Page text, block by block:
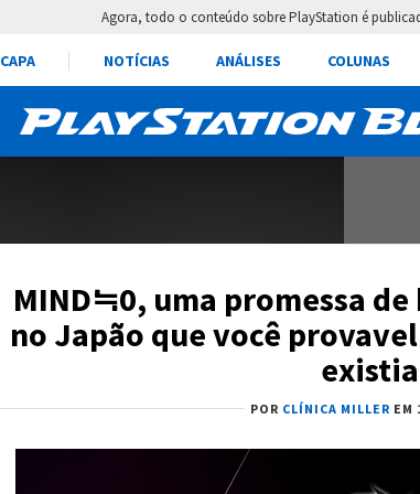
Agora, todo o conteúdo sobre PlayStation é
CAPA NOTÍCIAS ANÁLISES COLUNAS
MIND≒0, uma promessa
no Japão que você
existia
POR CLÍNICA MILLER EM